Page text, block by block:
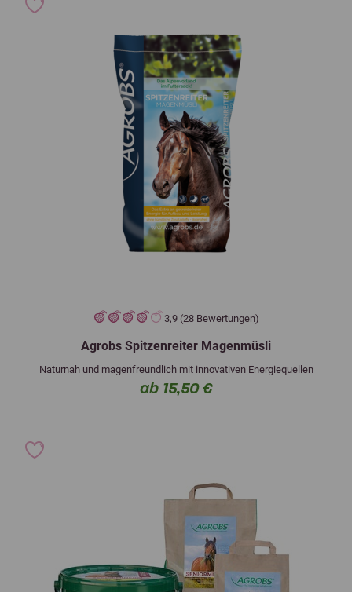
3,9 (28 Bewertungen)
Agrobs Spitzenreiter Magenmüsli
Naturnah und magenfreundlich mit innovativen Energiequellen
ab 15,50 €